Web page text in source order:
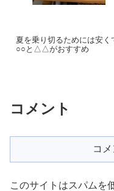
夏を乗り切るためには安く
○○と△△がおすすめ
コメント
コ
このサイトはスパムを